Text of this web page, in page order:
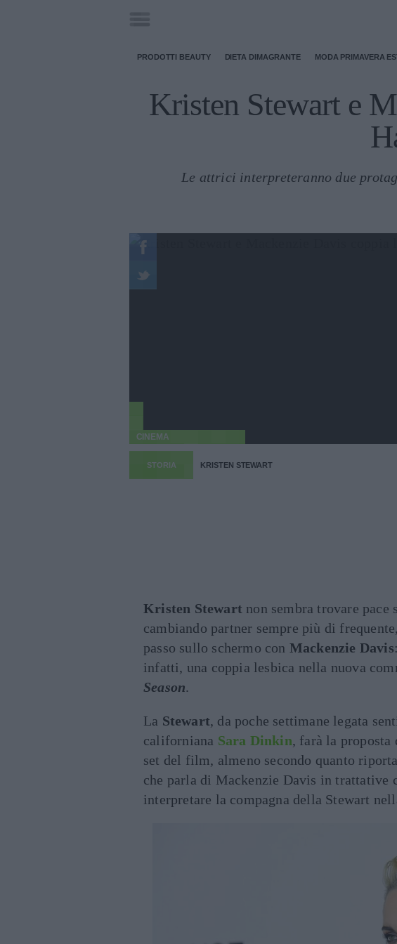
PRODOTTI BEAUTY DIETA DIMAGRANTE MODA PRIMAVERA
Kristen Stewart e
Le attrici interpreteranno due
CINEMA
STORIA KRISTEN STEWART
Kristen Stewart non sembra trovare
cambiando partner sempre più di
passo sullo schermo con Mackenzie Davis
infatti, una coppia lesbica nella nuova
Season.
La Stewart, da poche settimane legata
californiana Sara Dinkin, farà la
set del film, almeno secondo quanto
che parla di Mackenzie Davis in trattative
interpretare la compagna della Stewart